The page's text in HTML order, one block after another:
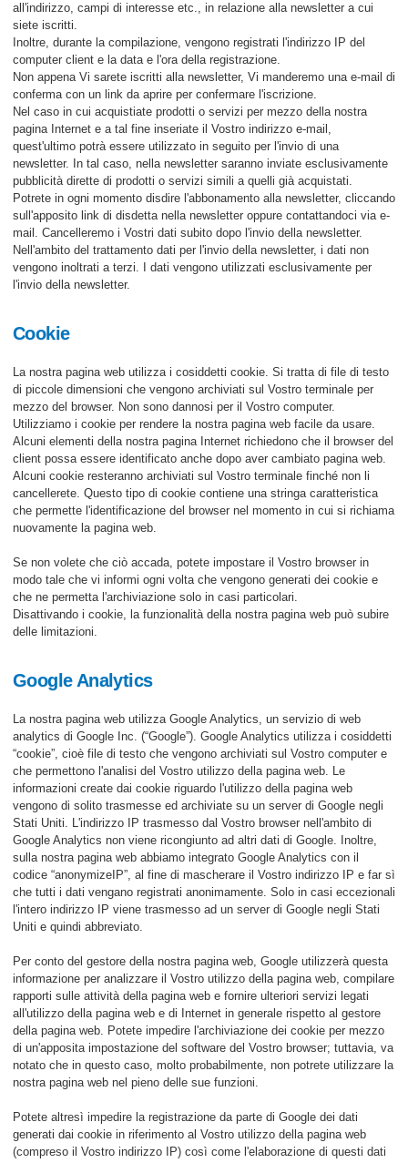
all'indirizzo, campi di interesse etc., in relazione alla newsletter a cui
siete iscritti.
Inoltre, durante la compilazione, vengono registrati l'indirizzo IP del
computer client e la data e l'ora della registrazione.
Non appena Vi sarete iscritti alla newsletter, Vi manderemo una e-mail di
conferma con un link da aprire per confermare l'iscrizione.
Nel caso in cui acquistiate prodotti o servizi per mezzo della nostra
pagina Internet e a tal fine inseriate il Vostro indirizzo e-mail,
quest'ultimo potrà essere utilizzato in seguito per l'invio di una
newsletter. In tal caso, nella newsletter saranno inviate esclusivamente
pubblicità dirette di prodotti o servizi simili a quelli già acquistati.
Potrete in ogni momento disdire l'abbonamento alla newsletter, cliccando
sull'apposito link di disdetta nella newsletter oppure contattandoci via e-
mail. Cancelleremo i Vostri dati subito dopo l'invio della newsletter.
Nell'ambito del trattamento dati per l'invio della newsletter, i dati non
vengono inoltrati a terzi. I dati vengono utilizzati esclusivamente per
l'invio della newsletter.
Cookie
La nostra pagina web utilizza i cosiddetti cookie. Si tratta di file di testo
di piccole dimensioni che vengono archiviati sul Vostro terminale per
mezzo del browser. Non sono dannosi per il Vostro computer.
Utilizziamo i cookie per rendere la nostra pagina web facile da usare.
Alcuni elementi della nostra pagina Internet richiedono che il browser del
client possa essere identificato anche dopo aver cambiato pagina web.
Alcuni cookie resteranno archiviati sul Vostro terminale finché non li
cancellerete. Questo tipo di cookie contiene una stringa caratteristica
che permette l'identificazione del browser nel momento in cui si richiama
nuovamente la pagina web.
Se non volete che ciò accada, potete impostare il Vostro browser in
modo tale che vi informi ogni volta che vengono generati dei cookie e
che ne permetta l'archiviazione solo in casi particolari.
Disattivando i cookie, la funzionalità della nostra pagina web può subire
delle limitazioni.
Google Analytics
La nostra pagina web utilizza Google Analytics, un servizio di web
analytics di Google Inc. (“Google”). Google Analytics utilizza i cosiddetti
“cookie”, cioè file di testo che vengono archiviati sul Vostro computer e
che permettono l'analisi del Vostro utilizzo della pagina web. Le
informazioni create dai cookie riguardo l'utilizzo della pagina web
vengono di solito trasmesse ed archiviate su un server di Google negli
Stati Uniti. L'indirizzo IP trasmesso dal Vostro browser nell'ambito di
Google Analytics non viene ricongiunto ad altri dati di Google. Inoltre,
sulla nostra pagina web abbiamo integrato Google Analytics con il
codice “anonymizeIP”, al fine di mascherare il Vostro indirizzo IP e far sì
che tutti i dati vengano registrati anonimamente. Solo in casi eccezionali
l'intero indirizzo IP viene trasmesso ad un server di Google negli Stati
Uniti e quindi abbreviato.
Per conto del gestore della nostra pagina web, Google utilizzerà questa
informazione per analizzare il Vostro utilizzo della pagina web, compilare
rapporti sulle attività della pagina web e fornire ulteriori servizi legati
all'utilizzo della pagina web e di Internet in generale rispetto al gestore
della pagina web. Potete impedire l'archiviazione dei cookie per mezzo
di un'apposita impostazione del software del Vostro browser; tuttavia, va
notato che in questo caso, molto probabilmente, non potrete utilizzare la
nostra pagina web nel pieno delle sue funzioni.
Potete altresì impedire la registrazione da parte di Google dei dati
generati dai cookie in riferimento al Vostro utilizzo della pagina web
(compreso il Vostro indirizzo IP) così come l'elaborazione di questi dati